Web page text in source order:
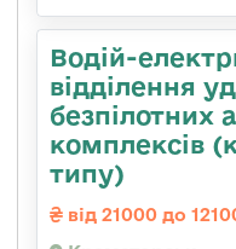
Водій-
відділення
безпілотних
комплексів
типу)
від 21000 до